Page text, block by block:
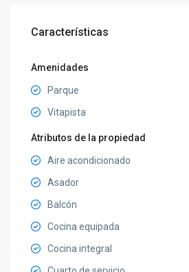
Características
Amenidades
Parque
Vitapista
Atributos de la propiedad
Aire acondicionado
Asador
Balcón
Cocina equipada
Cocina integral